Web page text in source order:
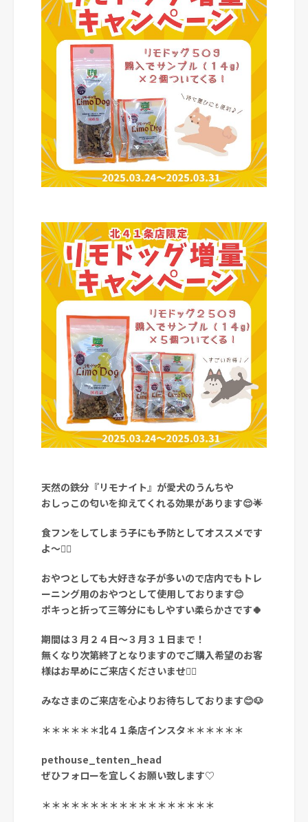
天然の鉄分『リモナイト』が愛犬のうんちや
おしっこの匂いを抑えてくれる効果があります😌🌟
食フンをしてしまう子にも予防としてオススメです
よ〜🙆‍♀️
おやつとしても大好きな子が多いので店内でもトレ
ーニング用のおやつとして使用しております😊
ポキっと折って三等分にもしやすい柔らかさです🍀
期間は３月２４日〜３月３１ 日まで！
無くなり次第終了となりますのでご購入希望のお客
様はお早めにご来店くださいませ🙇‍♀️
みなさまのご来店を心よりお待ちしております😊🐶
＊＊＊＊＊＊北４１条店インスタ＊＊＊＊＊＊
pethouse_tenten_head
ぜひフォローを宜しくお願い致します♡
＊＊＊＊＊＊＊＊＊＊＊＊＊＊＊＊＊＊